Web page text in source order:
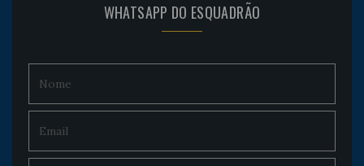
WHATSAPP DO ESQUADRÃO